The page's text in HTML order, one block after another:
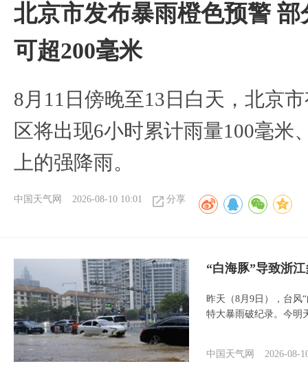
北京市发布暴雨橙色预警
可超200毫米
8月11日傍晚至13日白天，北京
区将出现6小时累计雨量100毫米
上的强降雨。
中国天气网 2026-08-10 10:01 分享
“白海豚”导致浙
昨天（8月9日），台风
特大暴雨破纪录。今明
中国天气网 2026-08-